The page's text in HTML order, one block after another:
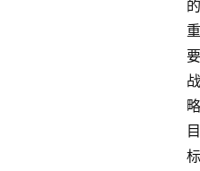
的
重
要
战
略
目
标